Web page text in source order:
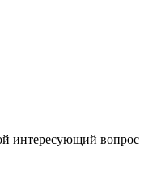
интересующий вопрос